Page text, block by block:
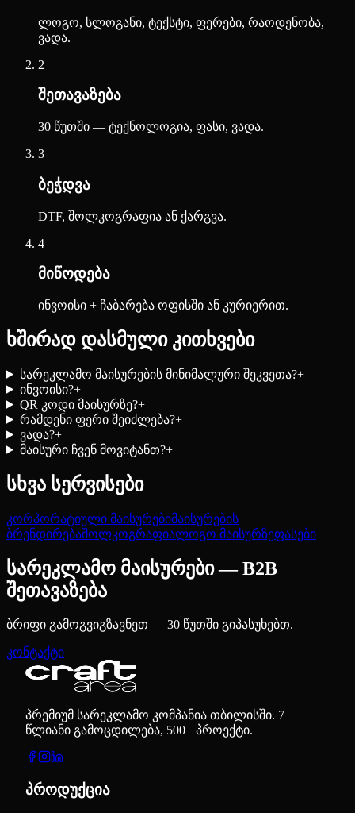
ლოგო, სლოგანი, ტექსტი, ფერები, რაოდენობა,
ვადა.
2
შეთავაზება
30 წუთში — ტექნოლოგია, ფასი, ვადა.
3
ბეჭდვა
DTF, შოლკოგრაფია ან ქარგვა.
4
მიწოდება
ინვოისი + ჩაბარება ოფისში ან კურიერით.
ხშირად დასმული კითხვები
სარეკლამო მაისურების მინიმალური შეკვეთა?+
ინვოისი?+
QR კოდი მაისურზე?+
რამდენი ფერი შეიძლება?+
ვადა?+
მაისური ჩვენ მოვიტანთ?+
სხვა სერვისები
კორპორატიული მაისურებიმაისურების
ბრენდირებაშოლკოგრაფიალოგო მაისურზეფასები
სარეკლამო მაისურები — B2B
შეთავაზება
ბრიფი გამოგვიგზავნეთ — 30 წუთში გიპასუხებთ.
კონტაქტი
პრემიუმ სარეკლამო კომპანია თბილისში. 7
წლიანი გამოცდილება, 500+ პროექტი.
პროდუქცია